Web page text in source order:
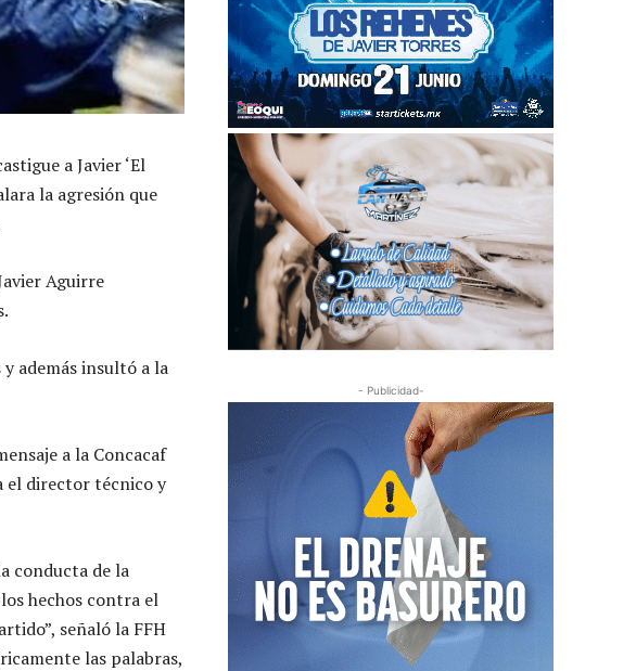
a Javier ‘El
la agresión que
Aguirre
además insultó a la
a la Concacaf
el director técnico y
conducta de la
hechos contra el
señaló la FFH
las palabras,
- Publicidad-